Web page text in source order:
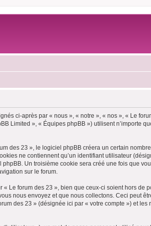
ci-après par « nous », « notre », « nos », « Le
Limited », « Équipes phpBB ») utilisent n’importe
des 23 », le logiciel phpBB créera un certain
ne contiennent qu’un identifiant utilisateur
Un troisième cookie sera créé une fois que
sur le forum.
Le forum des 23 », bien que ceux-ci soient hors de
nous envoyez et que nous collectons. Ceci peut
des 23 » (désignée ici par « votre compte ») et